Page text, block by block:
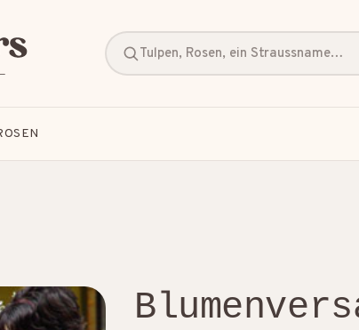
Tulpen, Rosen, ein Straussname…
Freundschaft Geburt